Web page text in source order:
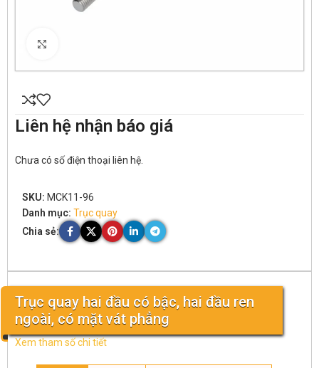
Trục quay hai đầu có bậc, hai đầu ren
ngoài, có mặt vát phẳng
Xem tham số chi tiết
Liên hệ nhận báo giá
Chưa có số điện thoại liên hệ.
SKU: MCK11-96
Danh mục: Trục quay
Chia sẻ: